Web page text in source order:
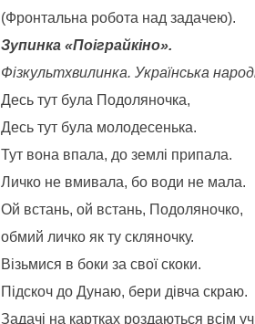
(Фронтальна робота над задачею).
Зупинка «Поіграйкіно».
Фізкультхвилинка. Українська
Десь тут була Подоляночка,
Десь тут була молодесенька.
Тут вона впала, до землі припала.
Личко не вмивала, бо води не мала.
Ой встань, ой встань, Подоляночко,
обмий личко як ту скляночку.
Візьмися в боки за свої скоки.
Підскоч до Дунаю, бери дівча скраю.
Задачі на картках роздаються всім